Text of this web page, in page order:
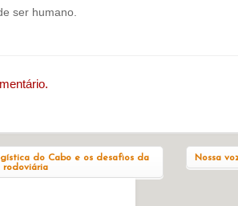
ser humano.
do Cabo e os desafios da
Nossa